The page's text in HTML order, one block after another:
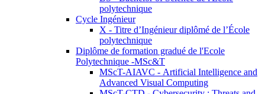
polytechnique
Cycle Ingénieur
X - Titre d’Ingénieur diplômé de l’École
polytechnique
Diplôme de formation gradué de l'Ecole
Polytechnique -MSc&T
MScT-AIAVC - Artificial Intelligence and
Advanced Visual Computing